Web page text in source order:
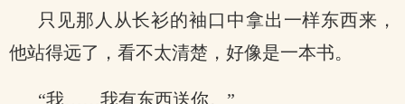
只见那人从长衫的袖口中拿出一样东西来，
他站得远了，看不太清楚，好像是一本书。
“我……我有东西送你。”